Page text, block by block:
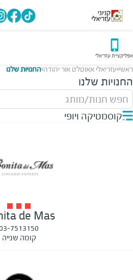
אפליקציית עזריאלי
ראשי>עזריאלי אאוטלט אור יהודה>החנויות שלנו
החנויות שלנו
חפש חנות/מותג
קוסמטיקה ויופי
de Mas
7513150
קומה שנייה